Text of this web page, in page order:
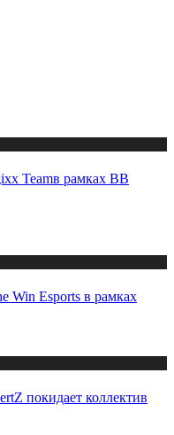
Teamв рамках BB
Win Esports в рамках
покидает коллектив